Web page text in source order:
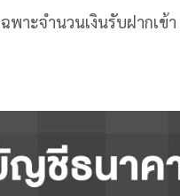
พาะจำนวนเงินรับฝากเข้